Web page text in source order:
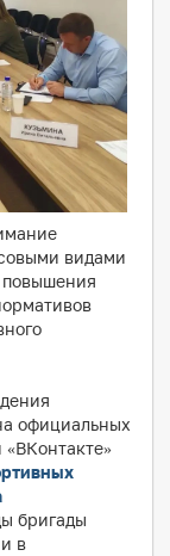
видами
повышения
официальных
бригады
в